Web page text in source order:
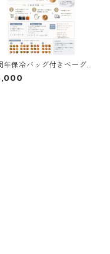
年保冷バッグ付きベーグ
セット(ネイビー)